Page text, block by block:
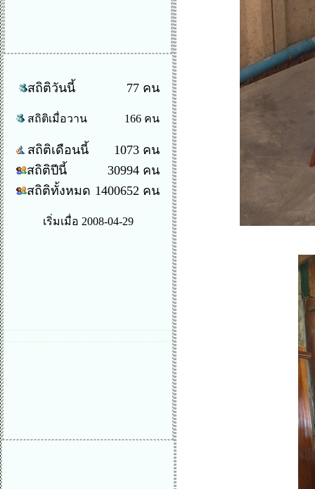
สถิติวันนี้ 77 คน
สถิติเมื่อวาน 166 คน
สถิติเดือนนี้
สถิติปีนี้
สถิติทั้งหมด
1073 คน
30994 คน
1400652 คน
เริ่มเมื่อ 2008-04-29